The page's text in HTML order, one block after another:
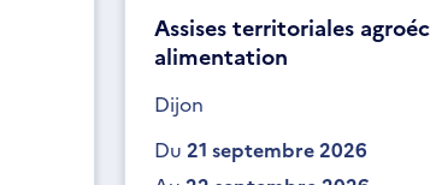
Assises territoriales
alimentation
Dijon
Du 21 septembre 2026